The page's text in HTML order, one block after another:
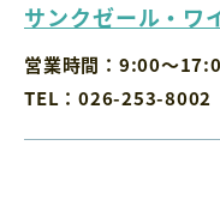
サンクゼール・ワ
営業時間：9:00～
TEL：026-253-8002